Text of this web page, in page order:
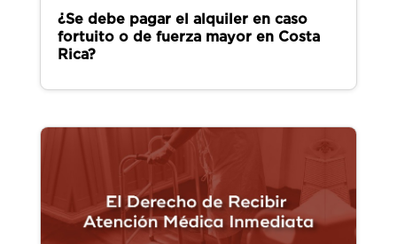
¿Se debe pagar el alquiler en caso
fortuito o de fuerza mayor en Costa
Rica?